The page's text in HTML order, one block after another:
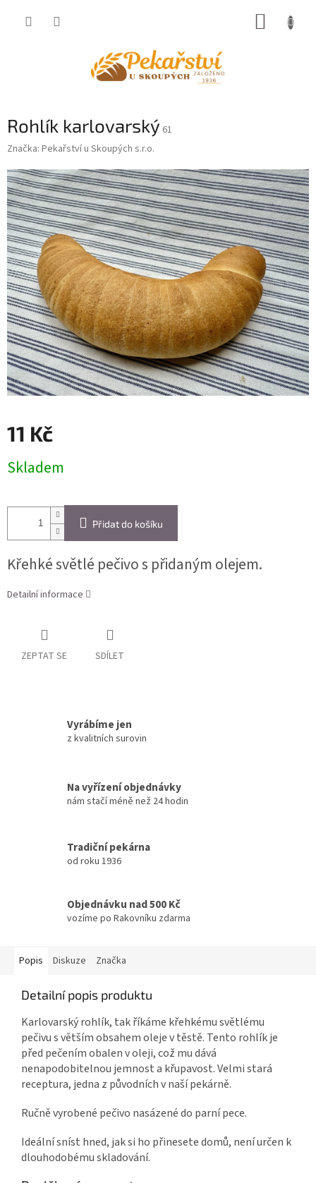
Rohlík karlovarský 61
Značka: Pekařství u Skoupých s.r.o.
11 Kč
cena:
Skladem
Přidat do košíku
Křehké světlé pečivo s přidaným olejem.
Detailní informace
ZEPTAT SE SDÍLET
Vyrábíme jen
z kvalitních surovin
Na vyřízení objednávky
nám stačí méně než 24 hodin
Tradiční pekárna
od roku 1936
Objednávku nad 500 Kč
vozíme po Rakovníku zdarma
Popis Diskuze Značka
Detailní popis produktu
Karlovarský rohlík, tak říkáme křehkému světlému
pečivu s větším obsahem oleje v těstě. Tento rohlík je
před pečením obalen v oleji, což mu dává
nenapodobitelnou jemnost a křupavost. Velmi stará
receptura, jedna z původních v naší pekárně.
Ručně vyrobené pečivo nasázené do parní pece.
Ideální sníst hned, jak si ho přinesete domů, není určen k
dlouhodobému skladování.